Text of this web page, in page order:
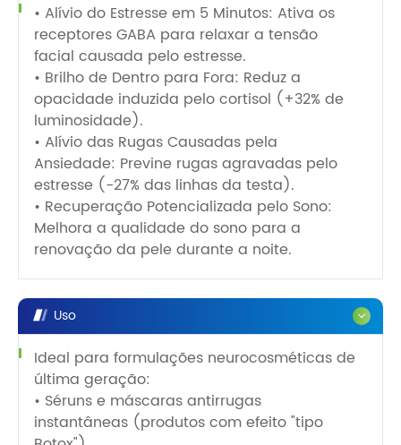
• Alívio do Estresse em 5 Minutos: Ativa os
receptores GABA para relaxar a tensão
facial causada pelo estresse.
• Brilho de Dentro para Fora: Reduz a
opacidade induzida pelo cortisol (+32% de
luminosidade).
• Alívio das Rugas Causadas pela
Ansiedade: Previne rugas agravadas pelo
estresse (-27% das linhas da testa).
• Recuperação Potencializada pelo Sono:
Melhora a qualidade do sono para a
renovação da pele durante a noite.
Uso
Ideal para formulações neurocosméticas de
última geração:
• Séruns e máscaras antirrugas
instantâneas (produtos com efeito "tipo